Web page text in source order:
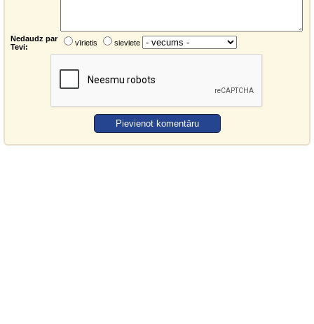
Nedaudz par
Tevi:
vīrietis sieviete